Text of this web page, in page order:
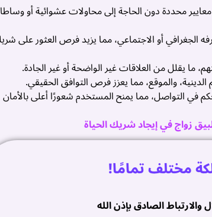
محددة دون الحاجة إلى محاولات عشوائية أو
أو الاجتماعي، مما يزيد فرص العثور على
يقلل من العلاقات غير الواضحة أو غير الجادة.
والموقع، مما يعزز فرص التوافق الحقيقي.
في التواصل، مما يمنح المستخدم شعورًا أعلى بالأمان
زواج في إيجاد شريك الحياة
مختلف تمامًا!
الصادق بإذن الله